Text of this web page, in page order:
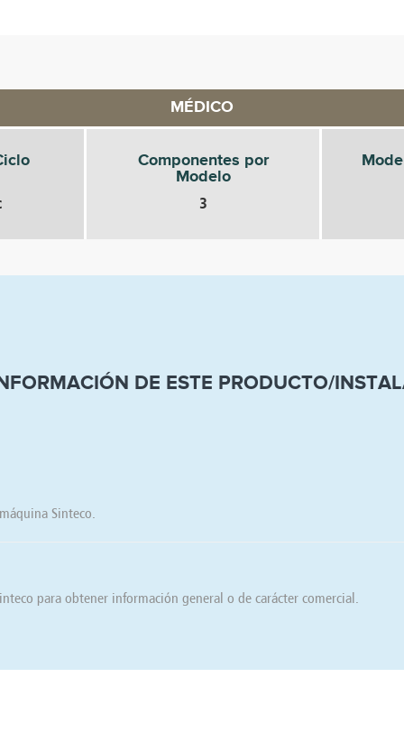
MÉDICO
Componentes por
Modelo
3
DE ESTE PRODUCTO/
Sinteco.
para obtener información general o de carácter comercial.